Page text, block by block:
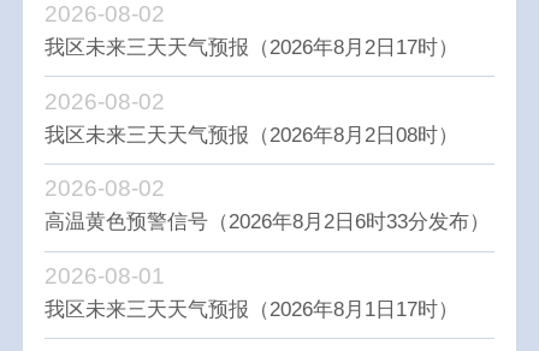
我区未来三天天气预报（2026年8月2日17时）
2026-08-02
我区未来三天天气预报（2026年8月2日08时）
2026-08-02
高温黄色预警信号（2026年8月2日6时33分发布）
2026-08-02
我区未来三天天气预报（2026年8月1日17时）
2026-08-01